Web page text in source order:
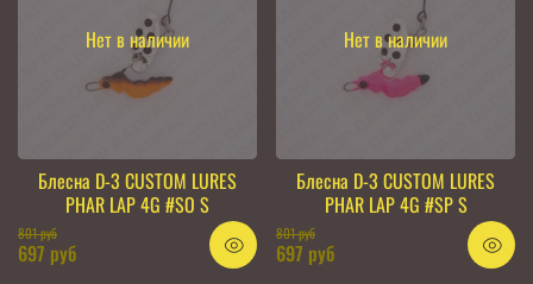
Нет в наличии
Блесна D-3 CUSTOM LURES
PHAR LAP 4G #SO S
801 руб
697 руб
Нет в наличии
Блесна D-3 CUSTOM LURES
PHAR LAP 4G #SP S
801 руб
697 руб